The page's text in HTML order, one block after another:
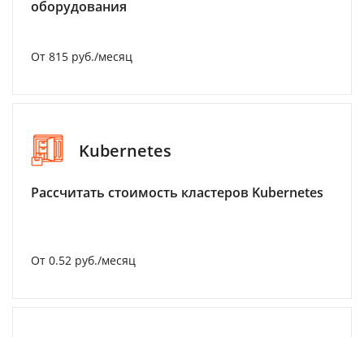
оборудования
От 815 руб./месяц
Kubernetes
Рассчитать стоимость кластеров Kubernetes
От 0.52 руб./месяц